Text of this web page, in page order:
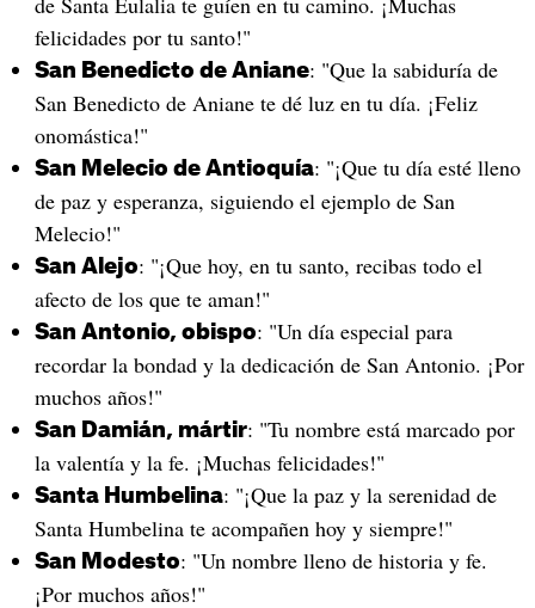
felicidades por tu santo!"
San Benedicto de Aniane: "Que la sabiduría de
San Benedicto de Aniane te dé luz en tu día. ¡Feliz
onomástica!"
San Melecio de Antioquía: "¡Que tu día esté lleno
de paz y esperanza, siguiendo el ejemplo de San
Melecio!"
San Alejo: "¡Que hoy, en tu santo, recibas todo el
afecto de los que te aman!"
San Antonio, obispo: "Un día especial para
recordar la bondad y la dedicación de San Antonio. ¡Por
muchos años!"
San Damián, mártir: "Tu nombre está marcado por
la valentía y la fe. ¡Muchas felicidades!"
Santa Humbelina: "¡Que la paz y la serenidad de
Santa Humbelina te acompañen hoy y siempre!"
San Modesto: "Un nombre lleno de historia y fe.
¡Por muchos años!"